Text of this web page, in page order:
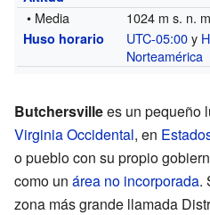
• Media 1024 m s. n.
Huso horario UTC-05:00y
Norteamérica
Butchersvillees un pequeño
Virginia Occidental, en
o pueblo con su propio
como un área no incorporada.
zona más grande llamada